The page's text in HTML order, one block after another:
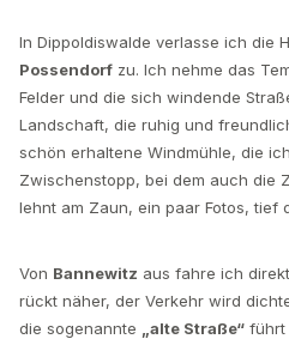
In Dippoldiswalde verlasse ich die
Possendorf zu. Ich nehme das
Felder und die sich windende
Landschaft, die ruhig und
schön erhaltene Windmühle, die
Zwischenstopp, bei dem auch die
lehnt am Zaun, ein paar Fotos, tief
Von Bannewitz aus fahre ich
rückt näher, der Verkehr wird
die sogenannte
„alte Straße“ führt